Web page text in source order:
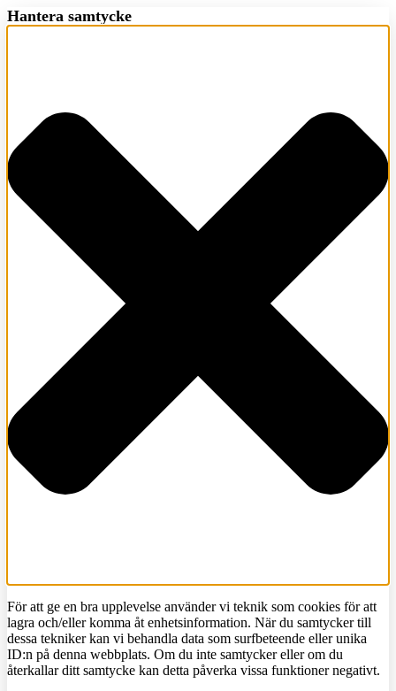
Hantera samtycke
För att ge en bra upplevelse använder vi teknik som cookies för att
lagra och/eller komma åt enhetsinformation. När du samtycker till
dessa tekniker kan vi behandla data som surfbeteende eller unika
ID:n på denna webbplats. Om du inte samtycker eller om du
återkallar ditt samtycke kan detta påverka vissa funktioner negativt.